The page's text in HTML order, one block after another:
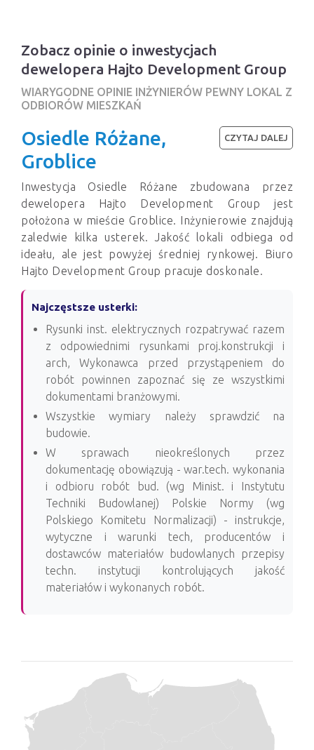
Zobacz opinie o inwestycjach
dewelopera Hajto Development Group
WIARYGODNE OPINIE INŻYNIERÓW PEWNY LOKAL Z
ODBIORÓW MIESZKAŃ
Osiedle Różane,
Groblice
Inwestycja Osiedle Różane zbudowana przez
dewelopera Hajto Development Group jest
położona w mieście Groblice. Inżynierowie znajdują
zaledwie kilka usterek. Jakość lokali odbiega od
ideału, ale jest powyżej średniej rynkowej. Biuro
Hajto Development Group pracuje doskonale.
Najczęstsze usterki:
Rysunki inst. elektrycznych rozpatrywać razem
z odpowiednimi rysunkami proj.konstrukcji i
arch, Wykonawca przed przystąpeniem do
robót powinnen zapoznać się ze wszystkimi
dokumentami branżowymi.
Wszystkie wymiary należy sprawdzić na
budowie.
W sprawach nieokreślonych przez
dokumentację obowiązują - war.tech. wykonania
i odbioru robót bud. (wg Minist. i Instytutu
Techniki Budowlanej) Polskie Normy (wg
Polskiego Komitetu Normalizacji) - instrukcje,
wytyczne i warunki tech, producentów i
dostawców materiałów budowlanych przepisy
techn. instytucji kontrolujących jakość
materiałów i wykonanych robót.
CZYTAJ DALEJ